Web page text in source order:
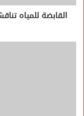
القابضة للمياه